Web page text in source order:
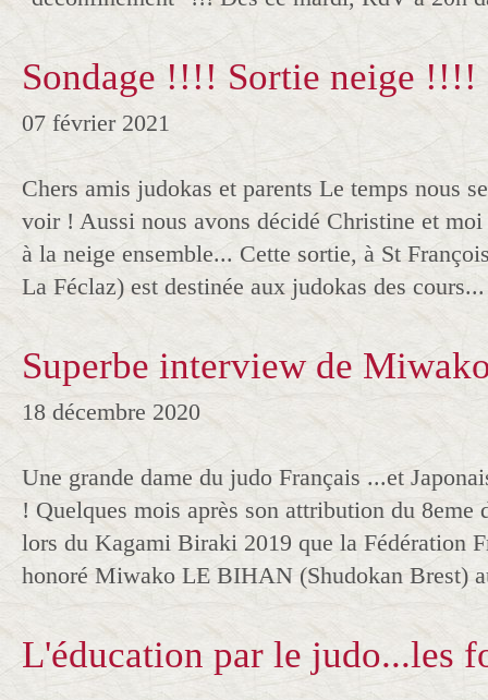
Sondage !!!! Sortie neige !!!!
07 février 2021
Chers amis judokas et parents Le temps nous
voir ! Aussi nous avons décidé Christine et
à la neige ensemble... Cette sortie, à St
La Féclaz) est destinée aux judokas des cours...
Superbe interview de
18 décembre 2020
Une grande dame du judo Français ...et
! Quelques mois après son attribution du 8eme
lors du Kagami Biraki 2019 que la Fédération
honoré Miwako LE BIHAN (Shudokan Brest)
L'éducation par le judo...les